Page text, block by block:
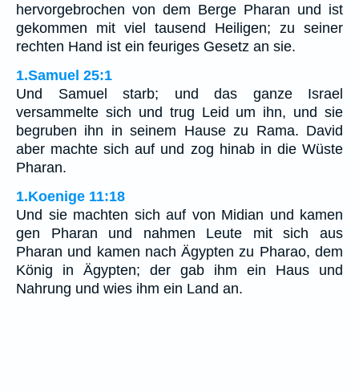
hervorgebrochen von dem Berge Pharan und ist
gekommen mit viel tausend Heiligen; zu seiner
rechten Hand ist ein feuriges Gesetz an sie.
1.Samuel 25:1
Und Samuel starb; und das ganze Israel
versammelte sich und trug Leid um ihn, und sie
begruben ihn in seinem Hause zu Rama. David
aber machte sich auf und zog hinab in die Wüste
Pharan.
1.Koenige 11:18
Und sie machten sich auf von Midian und kamen
gen Pharan und nahmen Leute mit sich aus
Pharan und kamen nach Ägypten zu Pharao, dem
König in Ägypten; der gab ihm ein Haus und
Nahrung und wies ihm ein Land an.